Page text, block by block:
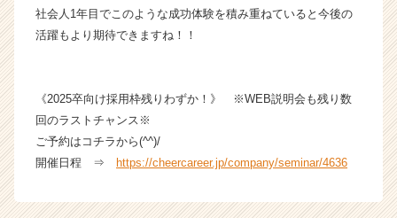
社会人1年目でこのような成功体験を積み重ねていると今後の
活躍もより期待できますね！！
《2025卒向け採用枠残りわずか！》 ※WEB説明会も残り数
回のラストチャンス※
ご予約はコチラから(^^)/
開催日程 ⇒ https://cheercareer.jp/company/seminar/4636